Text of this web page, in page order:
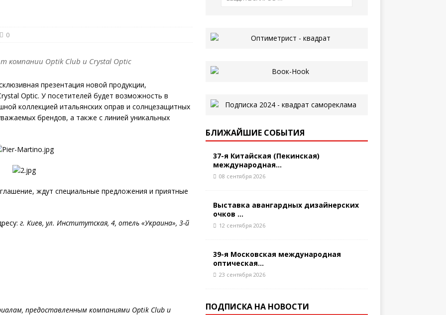
0
компании Optik Club и Crystal Optic
презентация новой продукции,
Optic. У посетителей будет возможность в
коллекцией итальянских оправ и солнцезащитных
брендов, а также с линией уникальных
ждут специальные предложения и приятные
г. Киев, ул. Институтская, 4, отель «Украина», 3-й
предоставленным компаниями Optik Club и
БЛИЖАЙШИЕ СОБЫТИЯ
37-я Китайская (Пекинская)
международная...
08 сентября 2026
Выставка авангардных дизайнерских
очков ...
12 сентября 2026
39-я Московская международная
оптическая...
23 сентября 2026
ПОДПИСКА НА НОВОСТИ